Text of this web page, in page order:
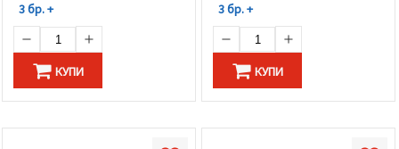
3 бр. +
КУПИ
3 бр. +
КУПИ